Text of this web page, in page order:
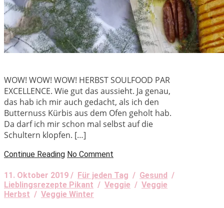
WOW! WOW! WOW! HERBST SOULFOOD PAR
EXCELLENCE. Wie gut das aussieht. Ja genau,
das hab ich mir auch gedacht, als ich den
Butternuss Kürbis aus dem Ofen geholt hab.
Da darf ich mir schon mal selbst auf die
Schultern klopfen. […]
Continue Reading No Comment
11. Oktober 2019 / Für jeden Tag / Gesund /
Lieblingsrezepte Pikant / Veggie / Veggie
Herbst / Veggie Winter